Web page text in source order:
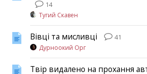
14
Тугий Скавен
Вівці та мисливці
41
Дурноокий Орг
Твір видалено на прохання